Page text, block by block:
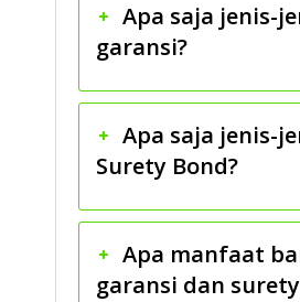
Apa saja jenis-
garansi?
Apa saja jenis-
Surety Bond?
Apa manfaat
garansi dan